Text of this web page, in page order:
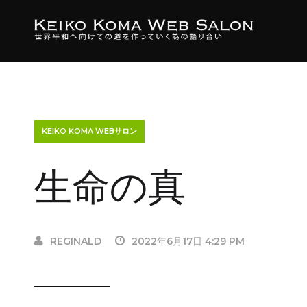
KEIKO KOMA WEBサロン
生命の真
REGINALD 2022年6月17日 4:29 PM